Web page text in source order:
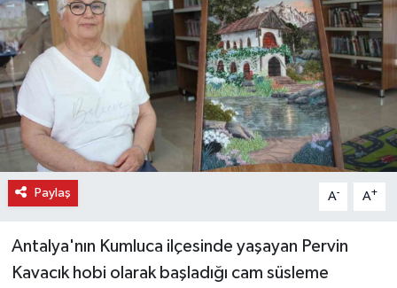
Paylaş A- A+
Antalya'nın Kumluca ilçesinde yaşayan Pervin
Kavacık hobi olarak başladığı cam süsleme